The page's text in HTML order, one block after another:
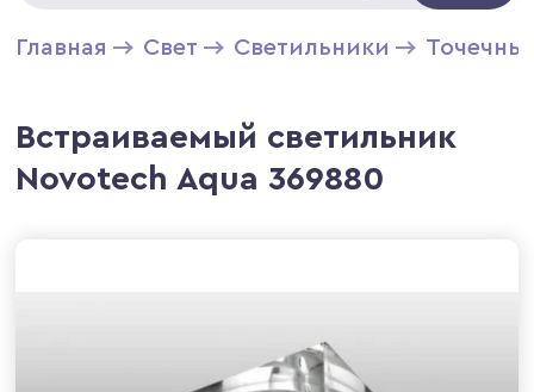
Главная Свет Светильники
Встраиваемый светильник
Novotech Aqua 369880